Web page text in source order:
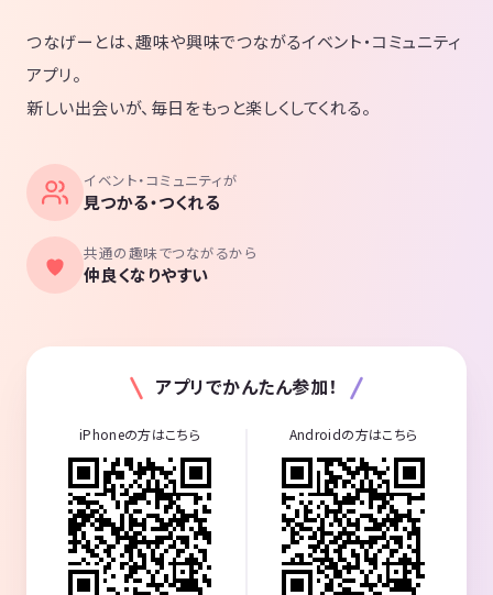
つなげーとは、趣味や興味でつながるイベント・コミュニティ
アプリ。
新しい出会いが、毎日をもっと楽しくしてくれる。
イベント・コミュニティが
見つかる・つくれる
共通の趣味でつながるから
仲良くなりやすい
アプリでかんたん参加！
iPhoneの方はこちら Androidの方はこちら